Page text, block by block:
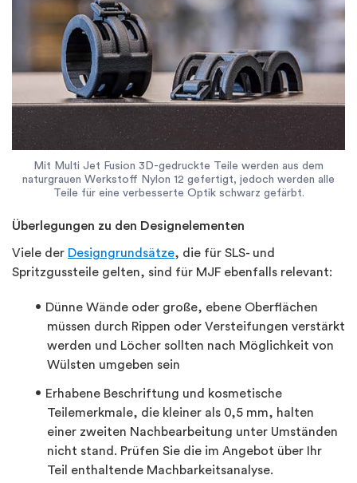
Mit Multi Jet Fusion 3D-gedruckte Teile werden aus dem
naturgrauen Werkstoff Nylon 12 gefertigt, jedoch werden alle
Teile für eine verbesserte Optik schwarz gefärbt.
Überlegungen zu den Designelementen
Viele der Designgrundsätze, die für SLS- und
Spritzgussteile gelten, sind für MJF ebenfalls relevant:
Dünne Wände oder große, ebene Oberflächen
müssen durch Rippen oder Versteifungen verstärkt
werden und Löcher sollten nach Möglichkeit von
Wülsten umgeben sein
Erhabene Beschriftung und kosmetische
Teilemerkmale, die kleiner als 0,5 mm, halten
einer zweiten Nachbearbeitung unter Umständen
nicht stand. Prüfen Sie die im Angebot über Ihr
Teil enthaltende Machbarkeitsanalyse.